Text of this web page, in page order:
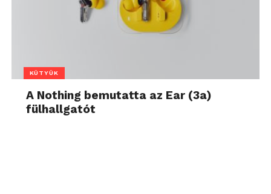
KÜTYÜK
A Nothing bemutatta az Ear (3a)
fülhallgatót